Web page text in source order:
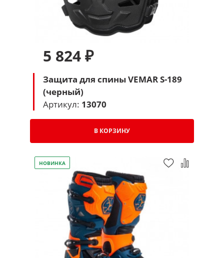
5 824 ₽
Защита для спины VEMAR S-189
(черный)
Артикул: 13070
В КОРЗИНУ
НОВИНКА